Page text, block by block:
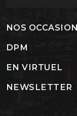
NOS
DPM
EN VIRTUEL
NEWSLETTER